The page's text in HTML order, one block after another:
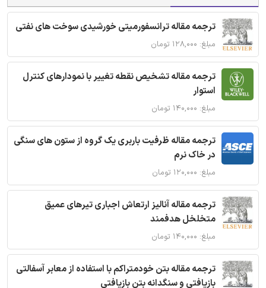
ترجمه مقاله ترانسفورمیتی خورشیدی سوخت های نفتی
مبلغ: ۱۲۸,۰۰۰ تومان
ترجمه مقاله تشخیص نقطه تغییر با نمودارهای کنترل
استوار
مبلغ: ۱۴۰,۰۰۰ تومان
ترجمه مقاله ظرفیت باربری یک گروه از ستون های سنگی
در خاک نرم
مبلغ: ۱۲۰,۰۰۰ تومان
ترجمه مقاله آنالیز ارتعاش اجباری تیرهای عمیق
متخلخل هدفمند
مبلغ: ۱۴۰,۰۰۰ تومان
ترجمه مقاله بتن خودمتراکم با استفاده از معابر آسفالتی
بازیافتی و سنگدانه بتن بازیافتی